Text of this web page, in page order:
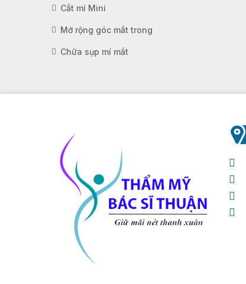
Cắt mí Mini
Mở rộng góc mắt trong
Chữa sụp mí mắt